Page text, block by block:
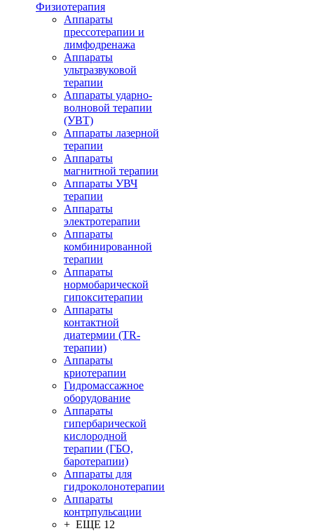
Физиотерапия
Аппараты
прессотерапии и
лимфодренажа
Аппараты
ультразвуковой
терапии
Аппараты ударно-
волновой терапии
(УВТ)
Аппараты лазерной
терапии
Аппараты
магнитной терапии
Аппараты УВЧ
терапии
Аппараты
электротерапии
Аппараты
комбинированной
терапии
Аппараты
нормобарической
гипокситерапии
Аппараты
контактной
диатермии (TR-
терапии)
Аппараты
криотерапии
Гидромассажное
оборудование
Аппараты
гипербарической
кислородной
терапии (ГБО,
баротерапии)
Аппараты для
гидроколонотерапии
Аппараты
контрпульсации
+ ЕЩЕ 12